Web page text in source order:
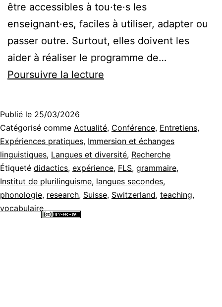
être accessibles à tou·te·s les
enseignant·es, faciles à utiliser, adapter ou
passer outre. Surtout, elles doivent les
aider à réaliser le programme de…
Poursuivre la lecture
les
élèves
allophones
I :
comprendre
Publié le 25/03/2026
Catégorisé comme Actualité, Conférence, Entretiens,
Expériences pratiques, Immersion et échanges
linguistiques, Langues et diversité, Recherche
Étiqueté didactics, expérience, FLS, grammaire,
Institut de plurilinguisme, langues secondes,
phonologie, research, Suisse, Switzerland, teaching,
vocabulaire